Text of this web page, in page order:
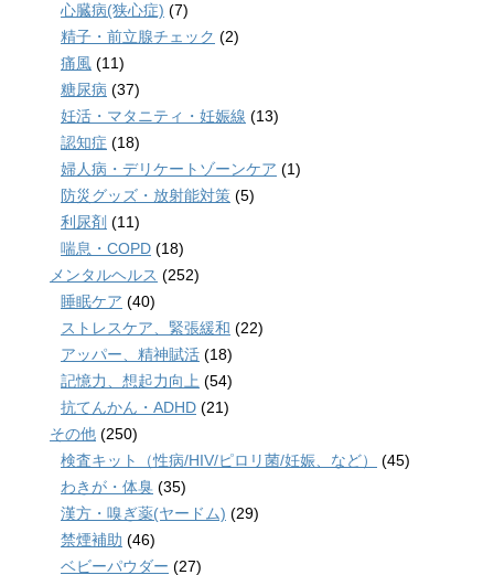
心臓病(狭心症) (7)
精子・前立腺チェック (2)
痛風 (11)
糖尿病 (37)
妊活・マタニティ・妊娠線 (13)
認知症 (18)
婦人病・デリケートゾーンケア (1)
防災グッズ・放射能対策 (5)
利尿剤 (11)
喘息・COPD (18)
メンタルヘルス (252)
睡眠ケア (40)
ストレスケア、緊張緩和 (22)
アッパー、精神賦活 (18)
記憶力、想起力向上 (54)
抗てんかん・ADHD (21)
その他 (250)
検査キット（性病/HIV/ピロリ菌/妊娠、など）
(45)
わきが・体臭 (35)
漢方・嗅ぎ薬(ヤードム) (29)
禁煙補助 (46)
ベビーパウダー (27)